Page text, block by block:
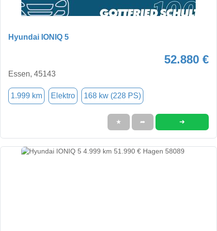
Hyundai IONIQ 5
52.880 €
Essen, 45143
1.999 km Elektro 168 kw (228 PS)
★ ➦ ➜